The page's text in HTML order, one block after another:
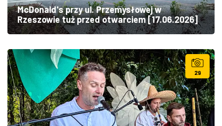
McDonald's przy ul. Przemysłowej w
Rzeszowie tuż przed otwarciem [17.06.2026]
29